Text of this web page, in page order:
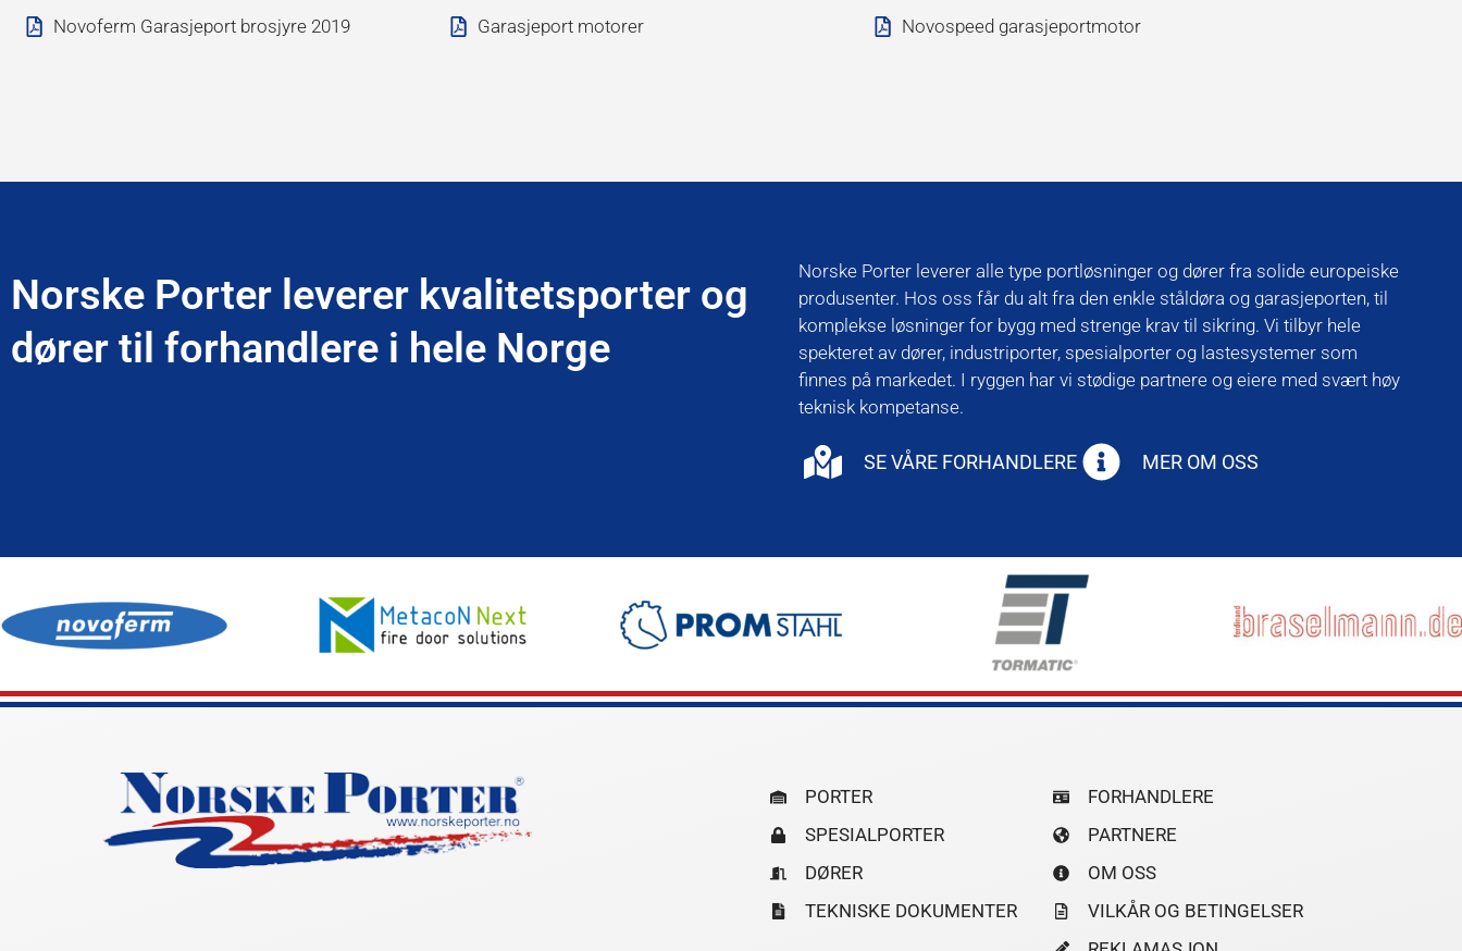
Novoferm Garasjeport brosjyre 2019 Garasjeport motorer Novospeed garasjeportmotor
Norske Porter leverer kvalitetsporter og
dører til forhandlere i hele Norge
Norske Porter leverer alle type portløsninger og dører fra solide europeiske
produsenter. Hos oss får du alt fra den enkle ståldøra og garasjeporten, til
komplekse løsninger for bygg med strenge krav til sikring. Vi tilbyr hele
spekteret av dører, industriporter, spesialporter og lastesystemer som
finnes på markedet. I ryggen har vi stødige partnere og eiere med svært høy
teknisk kompetanse.
SE VÅRE FORHANDLERE MER OM OSS
PORTER
SPESIALPORTER
DØRER
TEKNISKE DOKUMENTER
FORHANDLERE
PARTNERE
OM OSS
VILKÅR OG BETINGELSER